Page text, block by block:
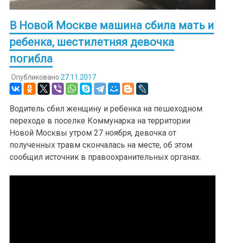
В Новой Москве машина сбила мать и
ребенка, шестилетняя девочка
погибла
Опубликовано 27.11.2017
Водитель сбил женщину и ребенка на пешеходном
переходе в поселке Коммунарка на территории
Новой Москвы утром 27 ноября, девочка от
полученных травм скончалась на месте, об этом
сообщил источник в правоохранительных органах.